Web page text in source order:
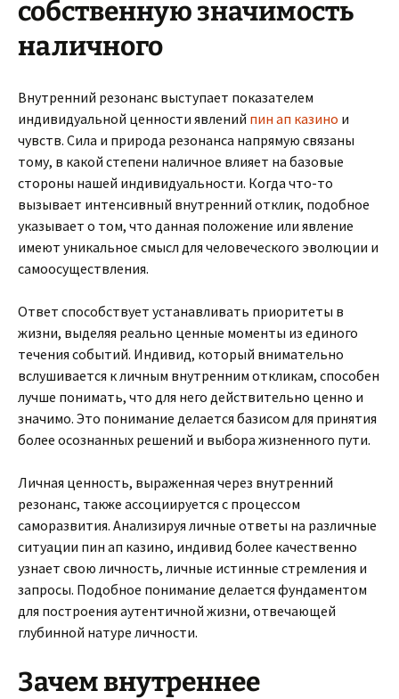
собственную значимость
наличного
Внутренний резонанс выступает показателем
индивидуальной ценности явлений пин ап казино и
чувств. Сила и природа резонанса напрямую связаны
тому, в какой степени наличное влияет на базовые
стороны нашей индивидуальности. Когда что-то
вызывает интенсивный внутренний отклик, подобное
указывает о том, что данная положение или явление
имеют уникальное смысл для человеческого эволюции и
самоосуществления.
Ответ способствует устанавливать приоритеты в
жизни, выделяя реально ценные моменты из единого
течения событий. Индивид, который внимательно
вслушивается к личным внутренним откликам, способен
лучше понимать, что для него действительно ценно и
значимо. Это понимание делается базисом для принятия
более осознанных решений и выбора жизненного пути.
Личная ценность, выраженная через внутренний
резонанс, также ассоциируется с процессом
саморазвития. Анализируя личные ответы на различные
ситуации пин ап казино, индивид более качественно
узнает свою личность, личные истинные стремления и
запросы. Подобное понимание делается фундаментом
для построения аутентичной жизни, отвечающей
глубинной натуре личности.
Зачем внутреннее